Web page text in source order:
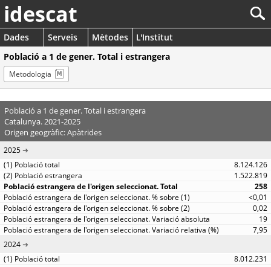
idescat
Dades Serveis Mètodes
L'Institut
Població a 1 de gener. Total i estrangera
Metodologia
Població a 1 de gener. Total i estrangera
Catalunya. 2021-2025
Origen geogràfic: Apàtrides
2025
8.124.126
1.522.819
258
<0,01
0,02
19
7,95
2024
8.012.231